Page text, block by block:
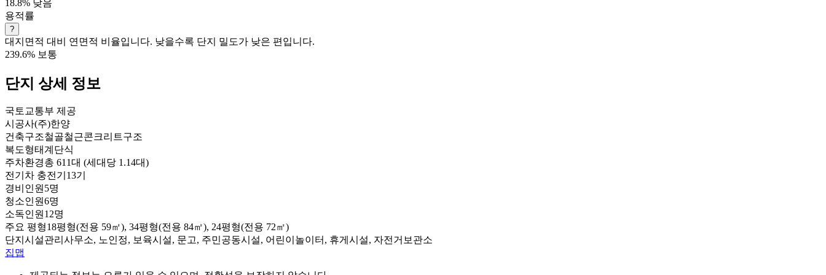
18.8% 낮음
용적률
?
대지면적 대비 연면적 비율입니다. 낮을수록 단지 밀도가 낮은 편입니다.
239.6% 보통
단지 상세 정보
국토교통부 제공
시공사(주)한양
건축구조철골철근콘크리트구조
복도형태계단식
주차환경총 611대 (세대당 1.14대)
전기차 충전기 13기
경비인원5명
청소인원6명
소독인원12명
주요 평형18평형(전용 59㎡), 34평형(전용 84㎡), 24평형(전용 72㎡)
단지시설관리사무소, 노인정, 보육시설, 문고, 주민공동시설, 어린이놀이터, 휴게시설, 자전거보관소
집맵